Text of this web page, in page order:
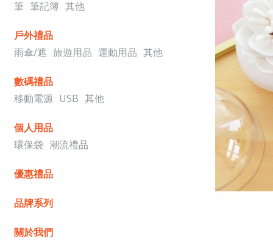
筆 筆記簿 其他
戶外禮品
雨傘/遮 旅遊用品 運動用品 其他
數碼禮品
移動電源 USB 其他
個人用品
環保袋 潮流禮品
優惠禮品
品牌系列
關於我們